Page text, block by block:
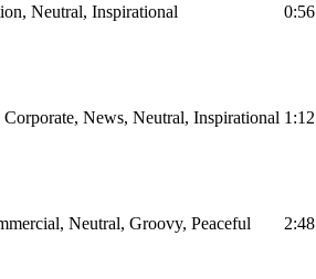
Neutral, Inspirational 0:56
News, Neutral, Inspirational 1:12
Neutral, Groovy, Peaceful 2:48